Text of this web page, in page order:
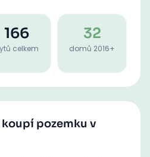
166
celkem
32
domů 2016+
pozemku v